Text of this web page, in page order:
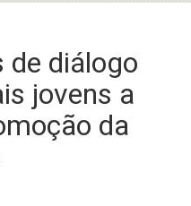
de diálogo
jovens a
da